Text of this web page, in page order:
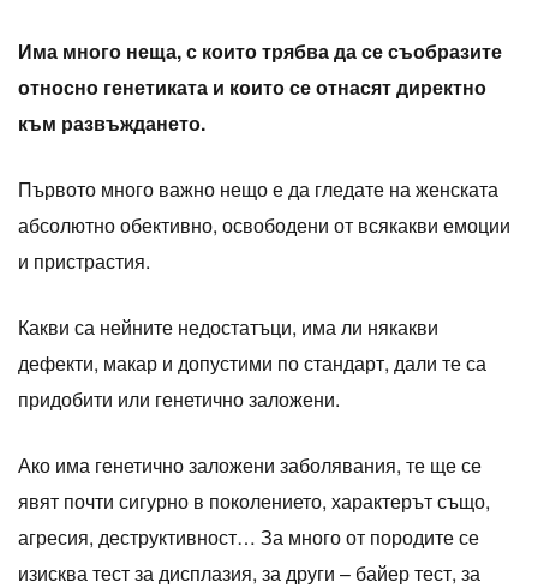
Има много неща, с които трябва да се съобразите
относно генетиката и които се отнасят директно
към развъждането.
Първото много важно нещо е да гледате на женската
абсолютно обективно, освободени от всякакви емоции
и пристрастия.
Какви са нейните недостатъци, има ли някакви
дефекти, макар и допустими по стандарт, дали те са
придобити или генетично заложени.
Ако има генетично заложени заболявания, те ще се
явят почти сигурно в поколението, характерът също,
агресия, деструктивност… За много от породите се
изисква тест за дисплазия, за други – байер тест, за